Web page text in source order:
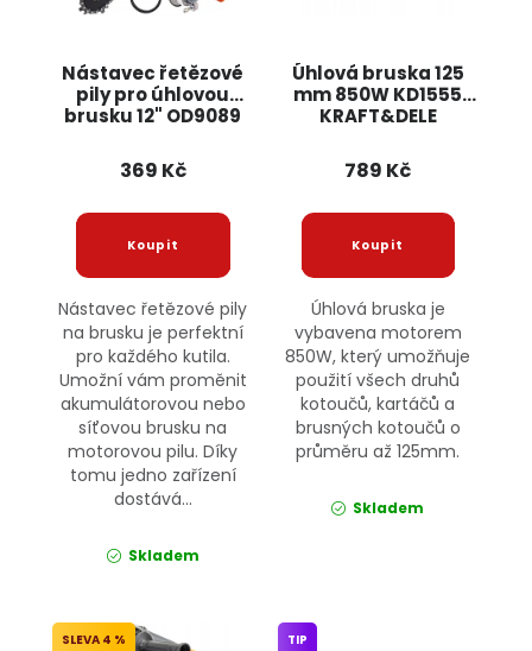
Nástavec řetězové
pily pro úhlovou
brusku 12" OD9089
369 Kč
Nástavec řetězové pily
na brusku je perfektní
pro každého kutila.
Umožní vám proměnit
akumulátorovou nebo
síťovou brusku na
motorovou pilu. Díky
tomu jedno zařízení
dostává...
Skladem
Úhlová bruska 125
mm 850W KD1555
KRAFT&DELE
789 Kč
Úhlová bruska je
vybavena motorem
850W, který umožňuje
použití všech druhů
kotoučů, kartáčů a
brusných kotoučů o
průměru až 125mm.
Skladem
4 % TIP